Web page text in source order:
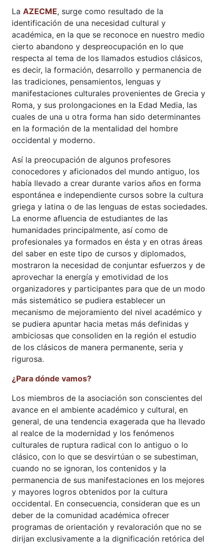
La AZECME, surge como resultado de la
identificación de una necesidad cultural y
académica, en la que se reconoce en nuestro medio
cierto abandono y despreocupación en lo que
respecta al tema de los llamados estudios clásicos,
es decir, la formación, desarrollo y permanencia de
las tradiciones, pensamientos, lenguas y
manifestaciones culturales provenientes de Grecia y
Roma, y sus prolongaciones en la Edad Media, las
cuales de una u otra forma han sido determinantes
en la formación de la mentalidad del hombre
occidental y moderno.
Así la preocupación de algunos profesores
conocedores y aficionados del mundo antiguo, los
había llevado a crear durante varios años en forma
espontánea e independiente cursos sobre la cultura
griega y latina o de las lenguas de estas sociedades.
La enorme afluencia de estudiantes de las
humanidades principalmente, así como de
profesionales ya formados en ésta y en otras áreas
del saber en este tipo de cursos y diplomados,
mostraron la necesidad de conjuntar esfuerzos y de
aprovechar la energía y emotividad de los
organizadores y participantes para que de un modo
más sistemático se pudiera establecer un
mecanismo de mejoramiento del nivel académico y
se pudiera apuntar hacia metas más definidas y
ambiciosas que consoliden en la región el estudio
de los clásicos de manera permanente, seria y
rigurosa.
¿Para dónde vamos?
Los miembros de la asociación son conscientes del
avance en el ambiente académico y cultural, en
general, de una tendencia exagerada que ha llevado
al realce de la modernidad y los fenómenos
culturales de ruptura radical con lo antiguo o lo
clásico, con lo que se desvirtúan o se subestiman,
cuando no se ignoran, los contenidos y la
permanencia de sus manifestaciones en los mejores
y mayores logros obtenidos por la cultura
occidental. En consecuencia, consideran que es un
deber de la comunidad académica ofrecer
programas de orientación y revaloración que no se
dirijan exclusivamente a la dignificación retórica del